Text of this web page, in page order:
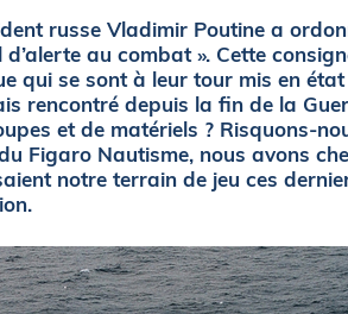
russe Vladimir Poutine a
d’alerte au combat ». Cette
qui se sont à leur tour mis en
rencontré depuis la fin de la
et de matériels ? Risquons-
Figaro Nautisme, nous avons
notre terrain de jeu ces